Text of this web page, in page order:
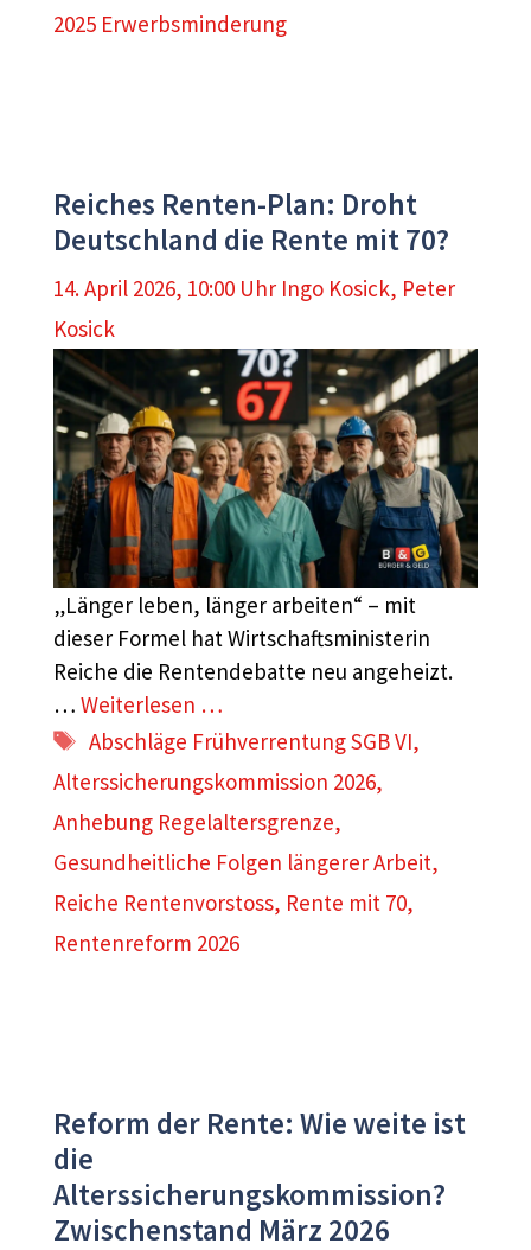
2025 Erwerbsminderung
Reiches Renten-Plan: Droht
Deutschland die Rente mit 70?
14. April 2026, 10:00 Uhr Ingo Kosick, Peter
Kosick
„Länger leben, länger arbeiten“ – mit
dieser Formel hat Wirtschaftsministerin
Reiche die Rentendebatte neu angeheizt.
… Weiterlesen …
Schlagwörter
Abschläge Frühverrentung SGB VI,
Alterssicherungskommission 2026,
Anhebung Regelaltersgrenze,
Gesundheitliche Folgen längerer Arbeit,
Reiche Rentenvorstoss, Rente mit 70,
Rentenreform 2026
Reform der Rente: Wie weite ist
die
Alterssicherungskommission?
Zwischenstand März 2026